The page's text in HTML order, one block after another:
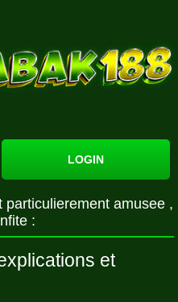
LOGIN
amusee ,
:
et